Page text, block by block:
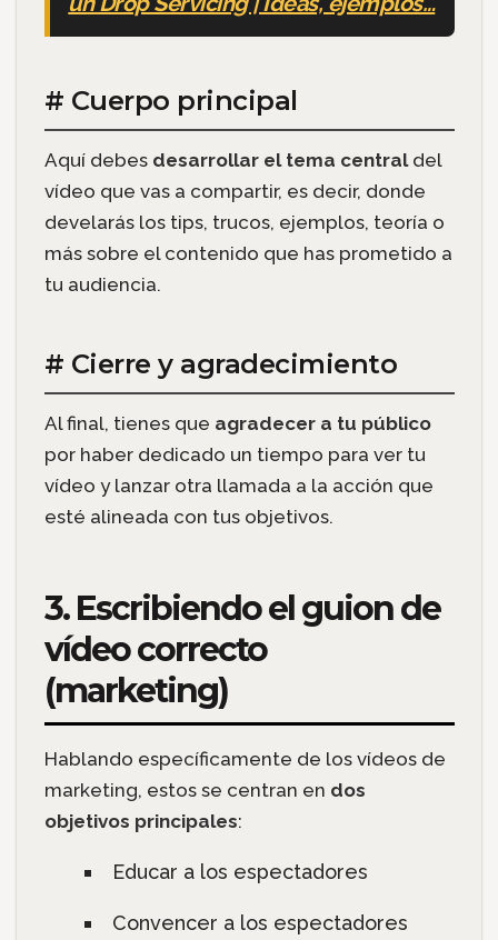
# Cuerpo principal
Aquí debes desarrollar el tema central del
vídeo que vas a compartir, es decir, donde
develarás los tips, trucos, ejemplos, teoría o
más sobre el contenido que has prometido a
tu audiencia.
# Cierre y agradecimiento
Al final, tienes que agradecer a tu público
por haber dedicado un tiempo para ver tu
vídeo y lanzar otra llamada a la acción que
esté alineada con tus objetivos.
3. Escribiendo el guion de
vídeo correcto
(marketing)
Hablando específicamente de los vídeos de
marketing, estos se centran en dos
objetivos principales:
Educar a los espectadores
Convencer a los espectadores